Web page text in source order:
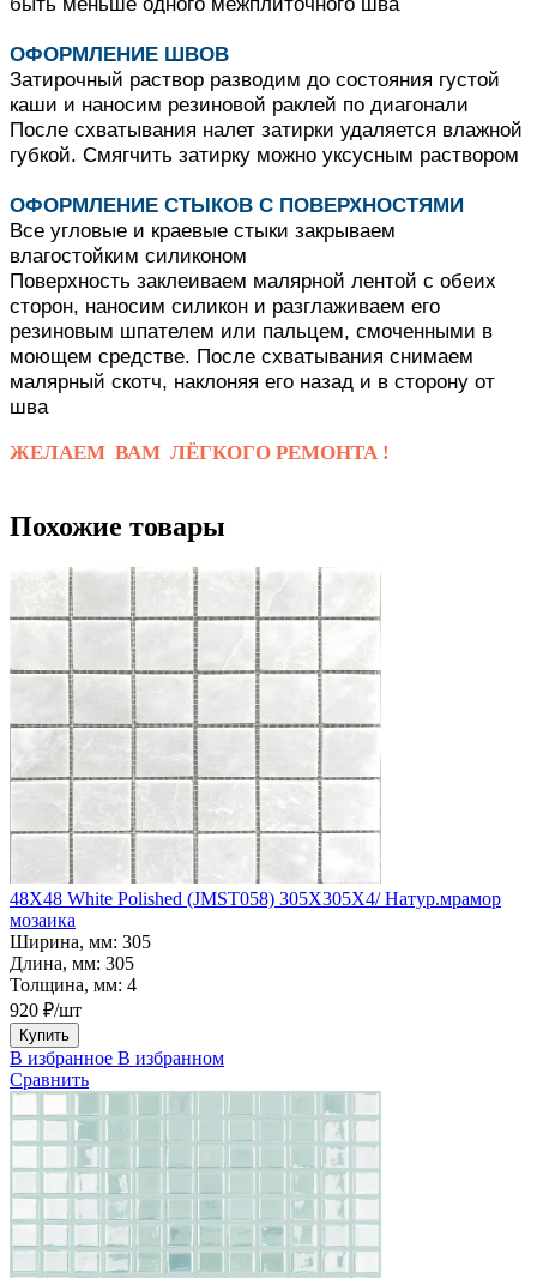
ОФОРМЛЕНИЕ ШВОВ
Затирочный раствор разводим до состояния густой
каши и наносим резиновой раклей по диагонали
После схватывания налет затирки удаляется влажной
губкой. Смягчить затирку можно уксусным раствором
ОФОРМЛЕНИЕ СТЫКОВ С ПОВЕРХНОСТЯМИ
Все угловые и краевые стыки закрываем
влагостойким силиконом
Поверхность заклеиваем малярной лентой с обеих
сторон, наносим силикон и разглаживаем его
резиновым шпателем или пальцем, смоченными в
моющем средстве. После схватывания снимаем
малярный скотч, наклоняя его назад и в сторону от
шва
ЖЕЛАЕМ ВАМ ЛЁГКОГО РЕМОНТА !
Похожие товары
48X48 White Polished (JMST058) 305X305X4/ Натур.мрамор
мозаика
Ширина, мм: 305
Длина, мм: 305
Толщина, мм: 4
920 ₽/шт
Купить
В избранное В избранном
Сравнить